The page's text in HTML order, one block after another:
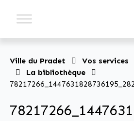
Ville du Pradet Vos services
La bibliothèque